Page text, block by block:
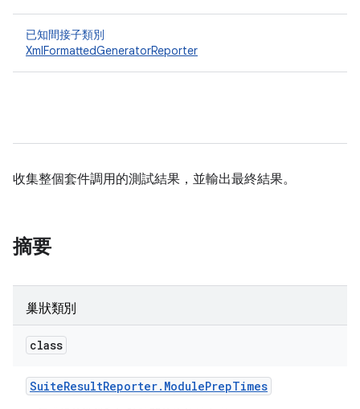
已知間接子類別
XmlFormattedGeneratorReporter
收集整個套件調用的測試結果，並輸出最終結果。
摘要
巢狀類別
class
SuiteResultReporter. ModulePrepTimes